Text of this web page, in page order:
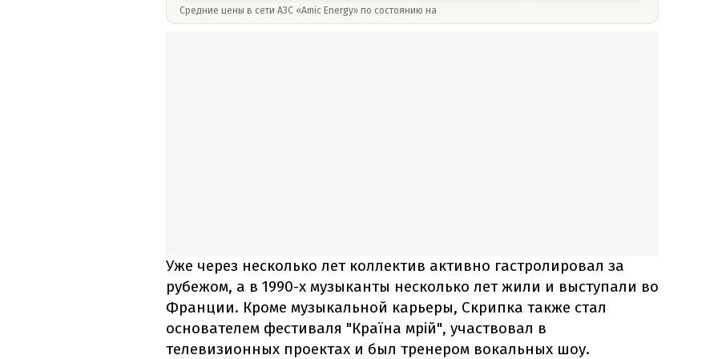
Средние цены в сети АЗС «Amic Energy» по состоянию на
Уже через несколько лет коллектив активно гастролировал за
рубежом, а в 1990-х музыканты несколько лет жили и выступали во
Франции. Кроме музыкальной карьеры, Скрипка также стал
основателем фестиваля "Країна мрій", участвовал в
телевизионных проектах и был тренером вокальных шоу.